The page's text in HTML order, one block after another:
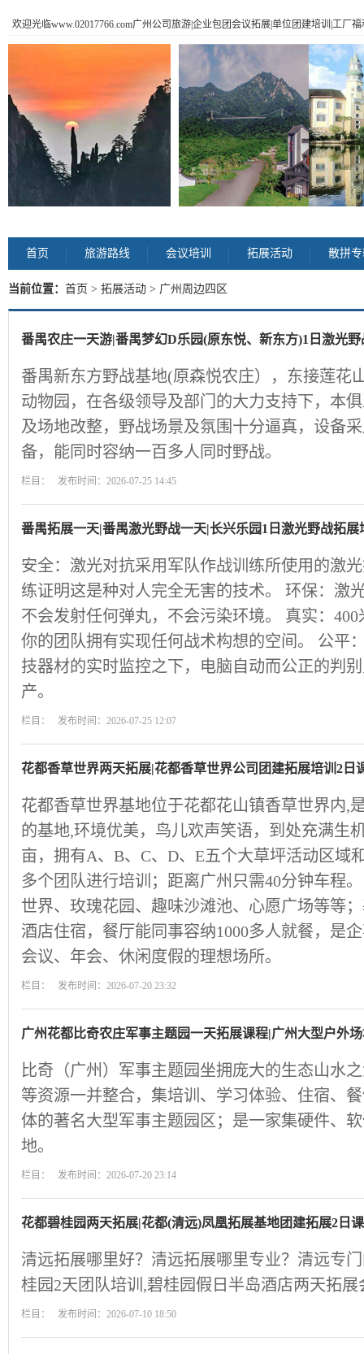
欢迎光临www.02017766.com广州公司旅游|企业包团会议拓展|单位团建培训|工厂
首页 旅游路线 会议培训 拓展活动 散拼
当前位置： 首页 > 拓展活动 > 广州周边四区
番禺农庄一天游|番禺梦幻D乐园(原东悦、新东方)1日激光野
番禺新东方野战基地(原森悦农庄），东接莲花
动物园，在各级领导及部门的大力支持下，本
及场地改整，野战场景及氛围十分逼真，设备
备，能同时容纳一百多人同时野战。
栏目： 发布时间：2026-07-25 14:45
番禺拓展一天|番禺激光野战一天|长兴乐园1日激光野战拓展
安全：激光对抗采用军队作战训练所使用的激
练证明这是种对人完全无害的技术。 环保：激
不会发射任何弹丸，不会污染环境。 真实：
你的团队拥有实现任何战术构想的空间。 公平
技器材的实时监控之下，电脑自动而公正的判
产。
栏目： 发布时间：2026-07-25 12:07
花都香草世界两天拓展|花都香草世界公司团建拓展培训2日
花都香草世界基地位于花都花山镇香草世界内,
的基地,环境优美，鸟儿欢声笑语，到处充满生
亩，拥有A、B、C、D、E五个大草坪活动区域
多个团队进行培训；距离广州只需40分钟车程
世界、玫瑰花园、趣味沙滩池、心愿广场等等
酒店住宿，餐厅能同事容纳1000多人就餐，是
会议、年会、休闲度假的理想场所。
栏目： 发布时间：2026-07-20 23:32
广州花都比奇农庄军事主题园一天拓展课程|广州大型户外
比奇（广州）军事主题园坐拥庞大的生态山水
等资源一并整合，集培训、学习体验、住宿、
体的著名大型军事主题园区；是一家集硬件、
地。
栏目： 发布时间：2026-07-20 23:14
花都碧桂园两天拓展|花都(清远)凤凰拓展基地团建拓展2日
清远拓展哪里好？清远拓展哪里专业？清远专
桂园2天团队培训,碧桂园假日半岛酒店两天拓展
栏目： 发布时间：2026-07-10 18:50